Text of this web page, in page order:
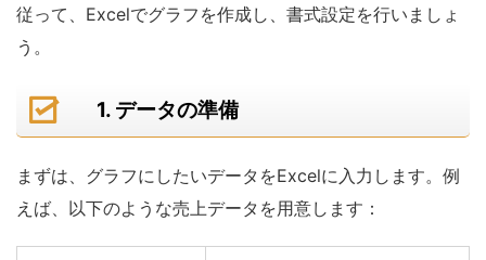
従って、Excelでグラフを作成し、書式設定を行いましょ
う。
1. データの準備
まずは、グラフにしたいデータをExcelに入力します。例
えば、以下のような売上データを用意します：